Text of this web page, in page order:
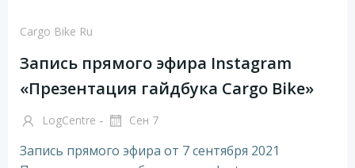
Cargo Bike Ru
Запись прямого эфира Instagram
«Презентация гайдбука Cargo Bike»
LogCentre - Сен 7
Запись прямого эфира от 7 сентября 2021